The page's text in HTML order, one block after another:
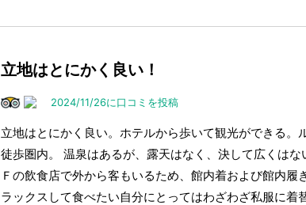
立地はとにかく良い！
2024/11/26に口コミを投稿
立地はとにかく良い。ホテルから歩いて観光ができる。
徒歩圏内。 温泉はあるが、露天はなく、決して広くは
Ｆの飲食店で外から客もいるため、館内着および館内履
ラックスして食べたい自分にとってはわざわざ私服に着